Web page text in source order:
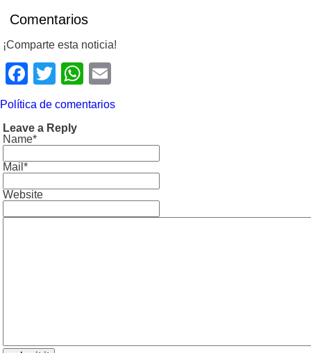
Comentarios
¡Comparte esta noticia!
Facebook
TwitterWhatsApp
Política de comentarios
Leave a Reply
Name*
Mail*
Website